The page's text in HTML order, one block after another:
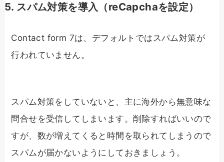
5. スパム対策を導入（reCapchaを設定）
Contact form 7は、デフォルトではスパム対策が
行われていません。
スパム対策をしていないと、主に海外から無意味な
問合せを受信してしまいます。削除すればいいので
すが、数が増えてくると時間を取られてしまうので
スパムが届かないようにしておきましょう。